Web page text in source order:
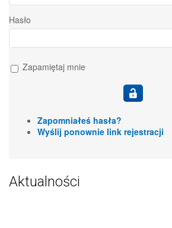
Hasło
Zapamiętaj mnie
Zapomniałeś hasła?
Wyślij ponownie link rejestracji
Aktualności